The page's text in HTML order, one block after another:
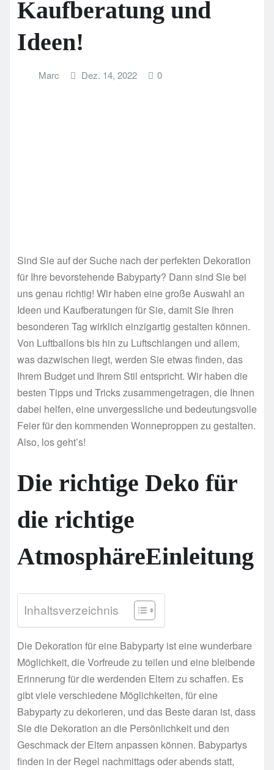
Kaufberatung und
Ideen!
Marc Dez. 14, 2022 0
Sind Sie auf der Suche nach der perfekten Dekoration
für Ihre bevorstehende Babyparty? Dann sind Sie bei
uns genau richtig! Wir haben eine große Auswahl an
Ideen und Kaufberatungen für Sie, damit Sie Ihren
besonderen Tag wirklich einzigartig gestalten können.
Von Luftballons bis hin zu Luftschlangen und allem,
was dazwischen liegt, werden Sie etwas finden, das
Ihrem Budget und Ihrem Stil entspricht. Wir haben die
besten Tipps und Tricks zusammengetragen, die Ihnen
dabei helfen, eine unvergessliche und bedeutungsvolle
Feier für den kommenden Wonneproppen zu gestalten.
Also, los geht’s!
Die richtige Deko für
die richtige
AtmosphäreEinleitung
Inhaltsverzeichnis
Die Dekoration für eine Babyparty ist eine wunderbare
Möglichkeit, die Vorfreude zu teilen und eine bleibende
Erinnerung für die werdenden Eltern zu schaffen. Es
gibt viele verschiedene Möglichkeiten, für eine
Babyparty zu dekorieren, und das Beste daran ist, dass
Sie die Dekoration an die Persönlichkeit und den
Geschmack der Eltern anpassen können. Babypartys
finden in der Regel nachmittags oder abends statt,